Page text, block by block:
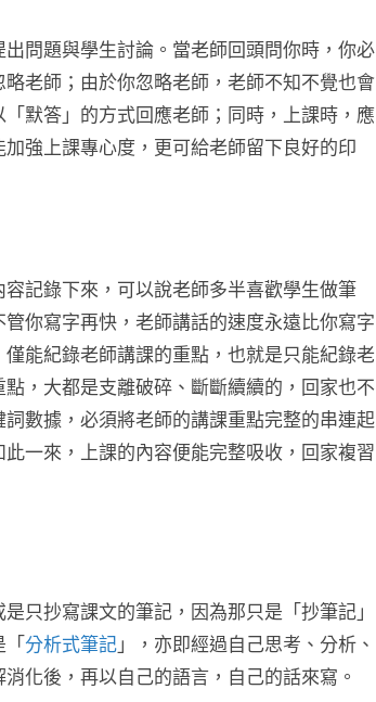
問題與學生討論。當老師回頭問你時，你必
老師；由於你忽略老師，老師不知不覺也會
默答」的方式回應老師；同時，上課時，應
強上課專心度，更可給老師留下良好的印
記錄下來，可以說老師多半喜歡學生做筆
你寫字再快，老師講話的速度永遠比你寫字
能紀錄老師講課的重點，也就是只能紀錄老
，大都是支離破碎、斷斷續續的，回家也不
數據，必須將老師的講課重點完整的串連起
一來，上課的內容便能完整吸收，回家複習
只抄寫課文的筆記，因為那只是「抄筆記」
「分析式筆記」，亦即經過自己思考、分析、
化後，再以自己的語言，自己的話來寫。